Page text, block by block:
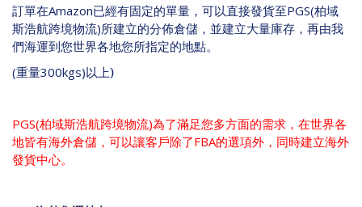
訂單在Amazon已經有固定的單量，可以直接發貨至PGS(柏域
斯浩航跨境物流)所建立的分佈倉儲，並建立大量庫存，再由我
們海運到您世界各地您所指定的地點。
(重量300kgs)以上)
PGS(柏域斯浩航跨境物流)為了滿足您多方面的需求，在世界各
地皆有海外倉儲，可以讓客戶除了FBA的選項外，同時建立海外
發貨中心。